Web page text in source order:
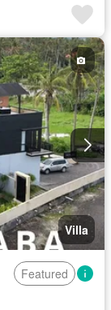
Villa
Featured